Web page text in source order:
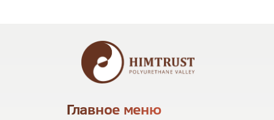
Главное меню